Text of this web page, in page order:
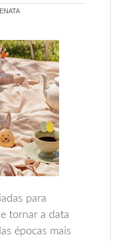
para
tornar a data
épocas mais